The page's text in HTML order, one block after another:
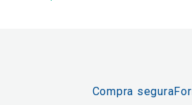
Compra segura